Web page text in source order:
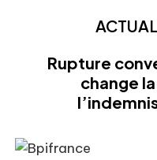
Rupture
change